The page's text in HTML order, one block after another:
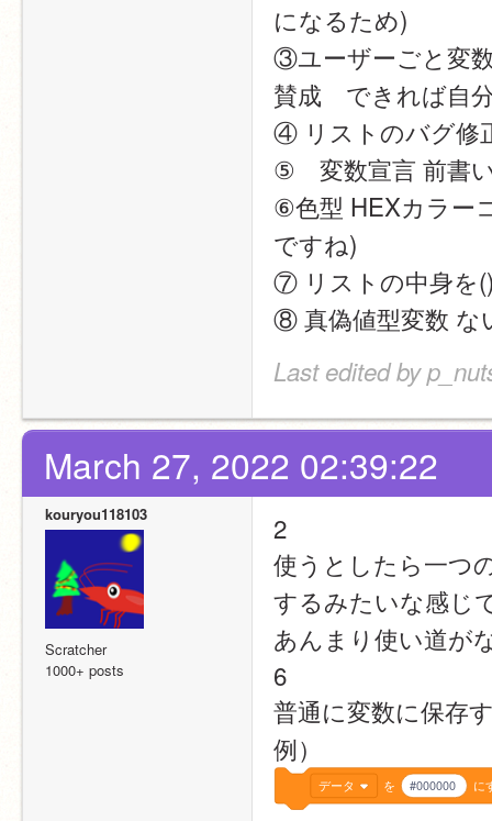
になるため)
③ユーザーごと変
賛成　できれば自
④ リストのバグ修
⑤　変数宣言 前書
⑥色型 HEXカラー
ですね)
⑦ リストの中身を
⑧ 真偽値型変数 な
Last edited by
March 27, 2022 02:39:22
kouryou118103
Scratcher
1000+ posts
2
使うとしたら一つ
するみたいな感じ
あんまり使い道が
6
普通に変数に保存
例）
データ を #000000 に